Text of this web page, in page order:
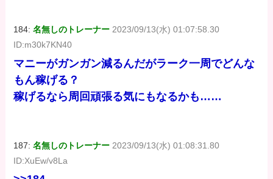
184:名無しのトレーナー 2023/09/13(水) 01:07:58.30
ID:m30k7KN40
マニーがガンガン減るんだがラーク一周でどんな
もん稼げる？
稼げるなら周回頑張る気にもなるかも……
187:名無しのトレーナー 2023/09/13(水) 01:08:31.80
ID:XuEw/v8La